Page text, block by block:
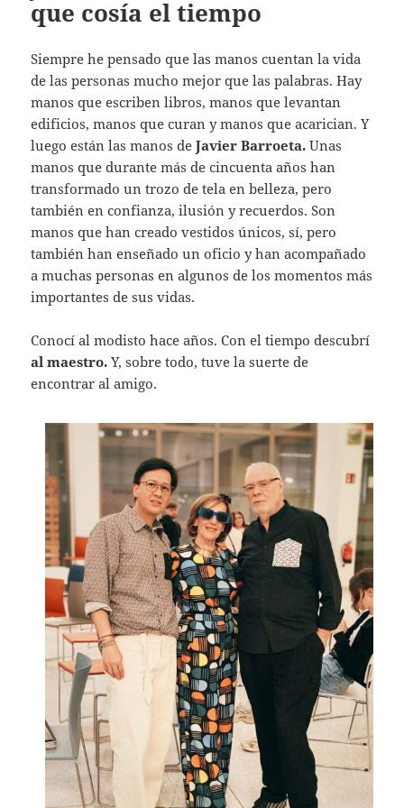
que cosía el tiempo
Siempre he pensado que las manos cuentan la vida
de las personas mucho mejor que las palabras. Hay
manos que escriben libros, manos que levantan
edificios, manos que curan y manos que acarician. Y
luego están las manos deJavier Barroeta. Unas
manos que durante más de cincuenta años han
transformado un trozo de tela en belleza, pero
también en confianza, ilusión y recuerdos. Son
manos que han creado vestidos únicos, sí, pero
también han enseñado un oficio y han acompañado
a muchas personas en algunos de los momentos más
importantes de sus vidas.
Conocí al modisto hace años. Con el tiempo descubrí
al maestro. Y, sobre todo, tuve la suerte de
encontrar al amigo.